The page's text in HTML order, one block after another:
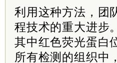
利用这种方法，团
程技术的重大进步
其中红色荧光蛋白
所有检测的组织中